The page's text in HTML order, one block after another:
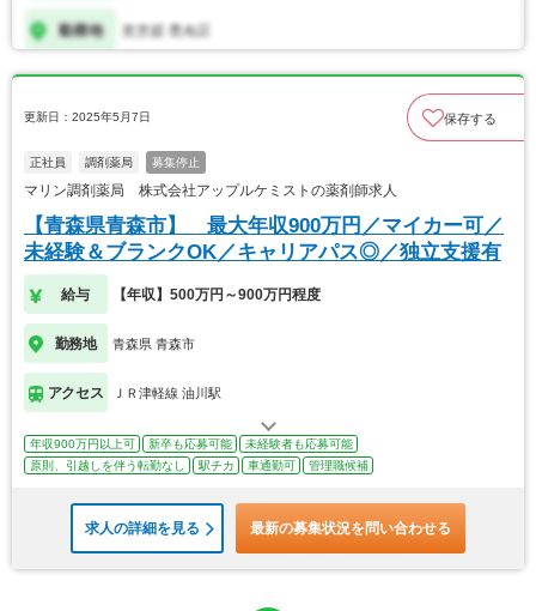
更新日：2025年5月7日 保存する
正社員 調剤薬局 募集停止
マリン調剤薬局 株式会社アップルケミストの薬剤師求人
【青森県青森市】 最大年収900万円／マイカー可／
未経験＆ブランクOK／キャリアパス◎／独立支援有
給与 【年収】500万円～900万円程度
勤務地 青森県 青森市
アクセス ＪＲ津軽線 油川駅
年収900万円以上可 新卒も応募可能
未経験者も応募可能
原則、引越しを伴う転勤なし
駅チカ 車通勤可 管理職候補
求人の詳細を見る 最新の募集状況を問い合わせる